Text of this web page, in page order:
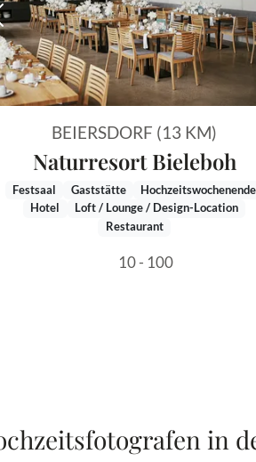
Bild
BEIERSDORF (13 KM)
Naturresort Bieleboh
Festsaal Gaststätte
Hochzeitswochenende
Hotel
Loft / Lounge / Design-Location
Restaurant
10 - 100
in